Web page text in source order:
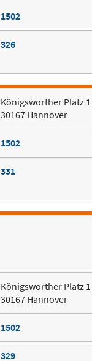
1502
326
Königsworther Platz 1
30167 Hannover
1502
331
Königsworther Platz 1
30167 Hannover
1502
329